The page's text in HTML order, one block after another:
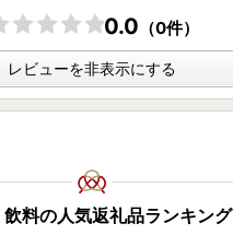
0.0 （0件）
レビューを非表示にする
飲料の人気返礼品ランキング